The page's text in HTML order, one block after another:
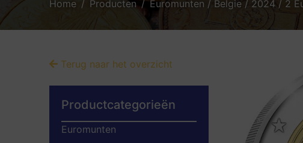
Home Producten Euromunten / Belgie / 2024 / 2
Terug naar het overzicht
Productcategorieën
Euromunten